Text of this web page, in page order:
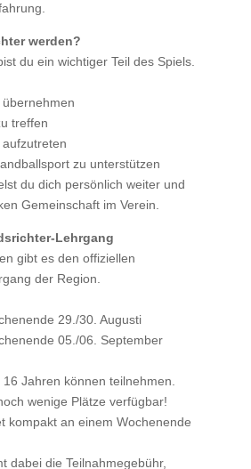
werden?
du ein wichtiger Teil des Spiels.
treffen
zu unterstützen
du dich persönlich weiter und
Gemeinschaft im Verein.
Lehrgang
gibt es den offiziellen
der Region.
29./30. Augusti
05./06. September
16 Jahren können teilnehmen.
wenige Plätze verfügbar!
kompakt an einem Wochenende
dabei die Teilnahmegebühr,